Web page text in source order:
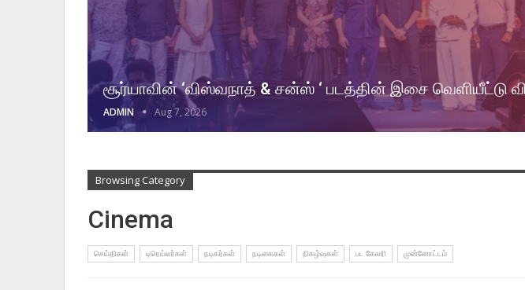
சூர்யாவின் ‘விஸ்வநாத் & சன்ஸ் ‘ படத்தின் இசை வெளியீட்டு
ADMIN Aug 7, 2026
Browsing Category
Cinema
செய்திகள் டிரெய்லர்கள் நடிகர்கள் நடிகைகள் நிகழ்வுகள் பட கேலரி முன்னோட்டம்